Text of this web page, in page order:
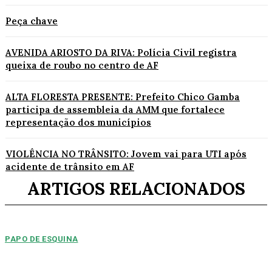
Peça chave
AVENIDA ARIOSTO DA RIVA: Polícia Civil registra
queixa de roubo no centro de AF
ALTA FLORESTA PRESENTE: Prefeito Chico Gamba
participa de assembleia da AMM que fortalece
representação dos municípios
VIOLÊNCIA NO TRÂNSITO: Jovem vai para UTI após
acidente de trânsito em AF
ARTIGOS RELACIONADOS
PAPO DE ESQUINA